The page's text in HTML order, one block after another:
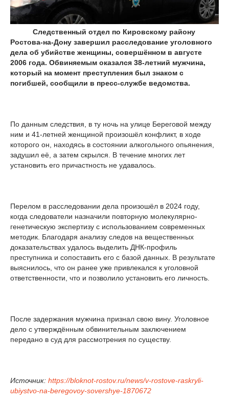
Следственный отдел по Кировскому району
Ростова-на-Дону завершил расследование уголовного
дела об убийстве женщины, совершённом в августе
2006 года. Обвиняемым оказался 38-летний мужчина,
который на момент преступления был знаком с
погибшей, сообщили в пресс-службе ведомства.
По данным следствия, в ту ночь на улице Береговой между
ним и 41-летней женщиной произошёл конфликт, в ходе
которого он, находясь в состоянии алкогольного опьянения,
задушил её, а затем скрылся. В течение многих лет
установить его причастность не удавалось.
Перелом в расследовании дела произошёл в 2024 году,
когда следователи назначили повторную молекулярно-
генетическую экспертизу с использованием современных
методик. Благодаря анализу следов на вещественных
доказательствах удалось выделить ДНК-профиль
преступника и сопоставить его с базой данных. В результате
выяснилось, что он ранее уже привлекался к уголовной
ответственности, что и позволило установить его личность.
После задержания мужчина признал свою вину. Уголовное
дело с утверждённым обвинительным заключением
передано в суд для рассмотрения по существу.
Источник: https://bloknot-rostov.ru/news/v-rostove-raskryli-
ubiystvo-na-beregovoy-sovershye-1870672